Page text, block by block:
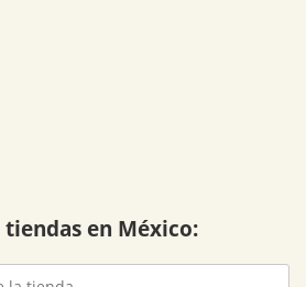
en México: